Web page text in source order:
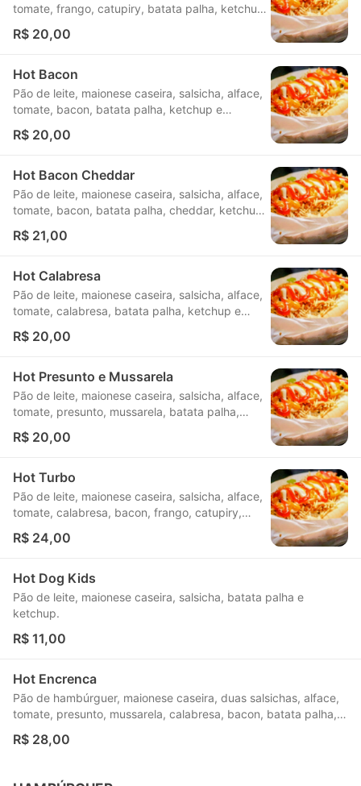
tomate, frango, catupiry, batata palha, ketchup
R$ 20,00
Hot Bacon
Pão de leite, maionese caseira, salsicha, alface,
tomate, bacon, batata palha, ketchup e
R$ 20,00
Hot Bacon Cheddar
Pão de leite, maionese caseira, salsicha, alface,
tomate, bacon, batata palha, cheddar, ketchup
R$ 21,00
Hot Calabresa
Pão de leite, maionese caseira, salsicha, alface,
tomate, calabresa, batata palha, ketchup e
R$ 20,00
Hot Presunto e Mussarela
Pão de leite, maionese caseira, salsicha, alface,
tomate, presunto, mussarela, batata palha,
R$ 20,00
Hot Turbo
Pão de leite, maionese caseira, salsicha, alface,
tomate, calabresa, bacon, frango, catupiry,
R$ 24,00
Hot Dog Kids
Pão de leite, maionese caseira, salsicha, batata palha e
ketchup.
R$ 11,00
Hot Encrenca
Pão de hambúrguer, maionese caseira, duas salsichas, alface,
tomate, presunto, mussarela, calabresa, bacon, batata palha,
R$ 28,00